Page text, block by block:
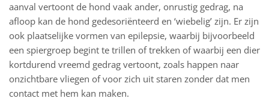
aanval vertoont de hond vaak ander, onrustig gedrag, na
afloop kan de hond gedesoriënteerd en ‘wiebelig’ zijn. Er zijn
ook plaatselijke vormen van epilepsie, waarbij bijvoorbeeld
een spiergroep begint te trillen of trekken of waarbij een dier
kortdurend vreemd gedrag vertoont, zoals happen naar
onzichtbare vliegen of voor zich uit staren zonder dat men
contact met hem kan maken.